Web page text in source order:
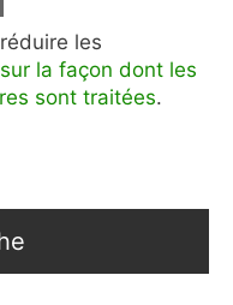
les
la façon dont les
sont traitées.